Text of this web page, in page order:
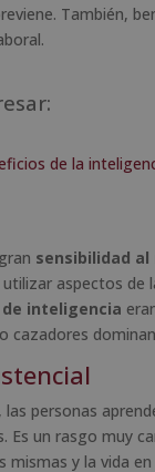
También,
de la
sensibilidad
aspectos de
inteligencia
cazadores
personas
Es un rasgo muy
mismas y la vida